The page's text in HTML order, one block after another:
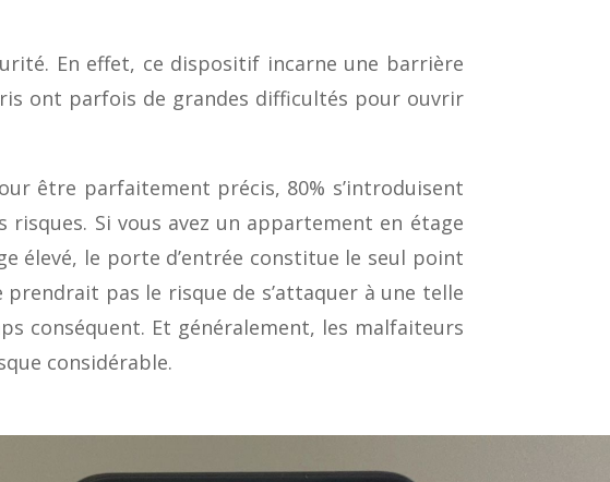
En effet, ce dispositif incarne une barrière
ont parfois de grandes difficultés pour ouvrir
être parfaitement précis, 80% s’introduisent
Si vous avez un appartement en étage
élevé, le porte d’entrée constitue le seul point
pas le risque de s’attaquer à une telle
conséquent. Et généralement, les malfaiteurs
considérable.